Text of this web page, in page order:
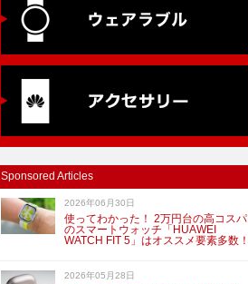
Sponsored Articles
2026年06月30日
使ってわかった！ 2万円台の高コスパ
のスマートウォッチ「HUAWEI
WATCH FIT 5」はオススメ要素多数！
2026年05月28日